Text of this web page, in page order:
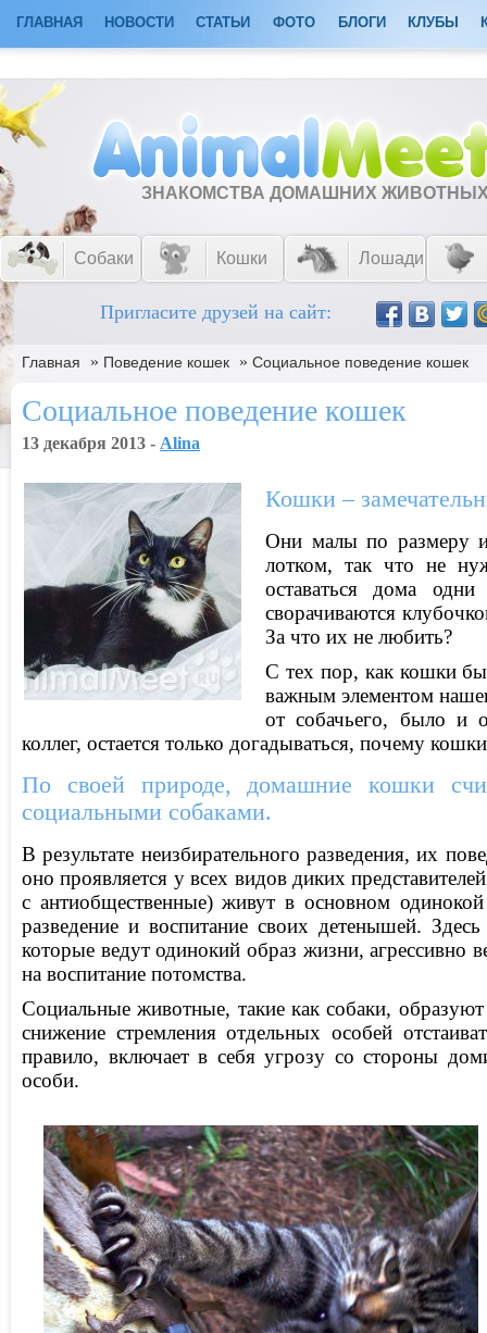
ГЛАВНАЯ НОВОСТИ СТАТЬИ ФОТО БЛОГИ КЛУБЫ
ЗНАКОМСТВА ДОМАШНИХ
Собаки Кошки Лошади
Пригласите друзей на сайт:
Главная » Поведение кошек » Социальное поведение кошек
Социальное поведение кошек
13 декабря 2013 - Alina
Кошки –
Они малы по размеру
лотком, так что не
оставаться дома
сворачиваются
За что их не любить?
С тех пор, как кошки
важным элементом
от собачьего, было и
коллег, остается только догадываться, почему
По своей природе, домашние кошки
социальными собаками.
В результате неизбирательного разведения, их
оно проявляется у всех видов диких
с антиобщественные) живут в основном
разведение и воспитание своих детенышей.
которые ведут одинокий образ жизни, агрессивно
на воспитание потомства.
Социальные животные, такие как собаки,
снижение стремления отдельных особей
правило, включает в себя угрозу со стороны
особи.